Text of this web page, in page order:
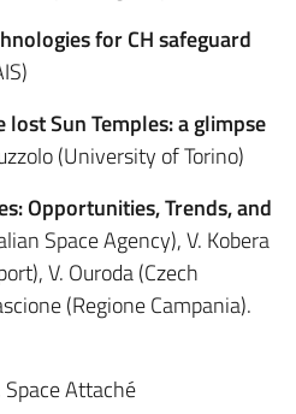
for CH safeguard
lost Sun Temples: a glimpse
(University of Torino)
Opportunities, Trends, and
Space Agency), V. Kobera
V. Ouroda (Czech
(Regione Campania).
Attaché